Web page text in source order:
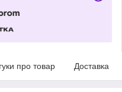
про товар Доставка